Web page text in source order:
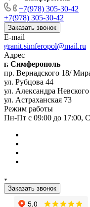
+7(978) 305-30-42
+7(978) 305-30-42
Заказать звонок
E-mail
granit.simferopol@mail.ru
Адрес
г. Симферополь
пр. Вернадского 18/
ул. Рубцова 44
ул. Александра
ул. Астраханская 73
Режим работы
Пн-Пт с 09:00 до 17:00,
Заказать звонок